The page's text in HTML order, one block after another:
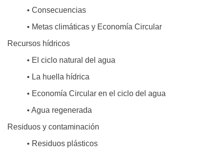
• Consecuencias
• Metas climáticas y Economía Circular
Recursos hídricos
• El ciclo natural del agua
• La huella hídrica
• Economía Circular en el ciclo del agua
• Agua regenerada
Residuos y contaminación
• Residuos plásticos